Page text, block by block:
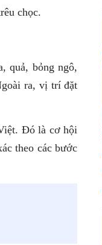
chọc.
quả, bỏng ngô,
ra, vị trí đặt
Đó là cơ hội
theo các bước